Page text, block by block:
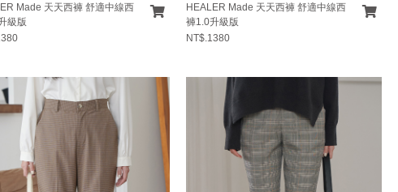
Made 天天西褲 舒適中線西
級版
HEALER Made 天天西褲 舒適中線西
褲1.0升級版
NT$.1380